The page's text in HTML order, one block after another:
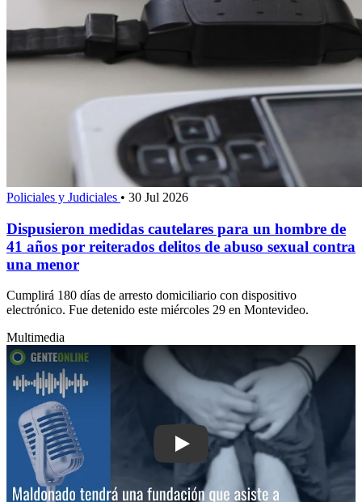
Policiales y Judiciales • 30 Jul 2026
Dispusieron medidas cautelares para un hombre de
41 años por reiterados delitos de abuso sexual contra
una menor
Cumplirá 180 días de arresto domiciliario con dispositivo
electrónico. Fue detenido este miércoles 29 en Montevideo.
Multimedia
Play: Maldonado tendrá una